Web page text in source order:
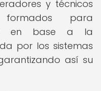
y técnicos
para
en base a la
por los sistemas
así su